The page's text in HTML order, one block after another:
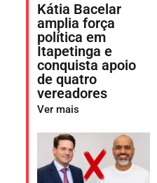
Kátia Bacelar
amplia força
política em
Itapetinga e
conquista apoio
de quatro
vereadores
Ver mais